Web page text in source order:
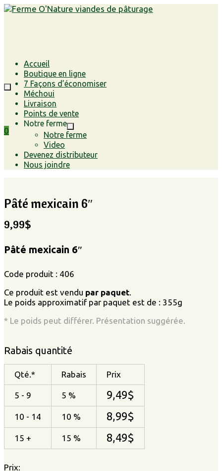
0
Accueil
Boutique en ligne
7 Façons d’économiser
Méchoui
Livraison
Points de vente
Notre ferme
Notre ferme
Video
Devenez distributeur
Nous joindre
Pâté mexicain 6″
9,99$
Pâté mexicain 6″
Code produit : 406
Ce produit est vendu par paquet.
Le poids approximatif par paquet est de : 355g
* Le poids peut différer. Présentation suggérée.
Rabais quantité
Qté.* Rabais Prix
5 - 9 5 % 9,49$
10 - 14 10 % 8,99$
15 + 15 % 8,49$
Prix: